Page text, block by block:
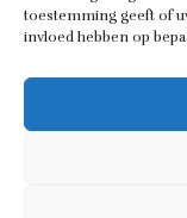
toestemming geeft of
invloed hebben op
STATUTEN
OUDE WEBSITE